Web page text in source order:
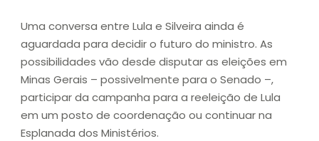
Uma conversa entre Lula e Silveira ainda é
aguardada para decidir o futuro do ministro. As
possibilidades vão desde disputar as eleições em
Minas Gerais – possivelmente para o Senado –,
participar da campanha para a reeleição de Lula
em um posto de coordenação ou continuar na
Esplanada dos Ministérios.